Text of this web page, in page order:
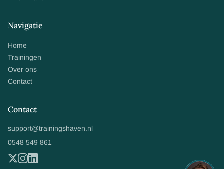
Navigatie
Home
Trainingen
Over ons
Contact
Contact
support@trainingshaven.nl
0548 549 861